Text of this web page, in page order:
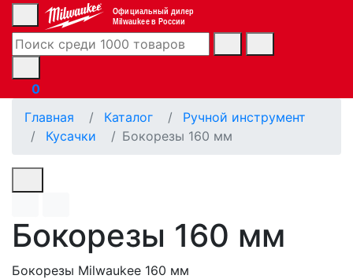
Официальный дилер
Milwaukee в России
0
Главная
Каталог
Ручной инструмент
Кусачки
Бокорезы 160 мм
Бокорезы 160 мм
Бокорезы Milwaukee 160 мм